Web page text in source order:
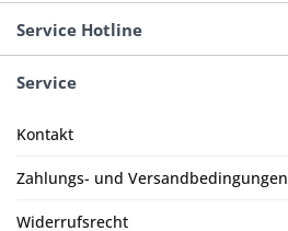
Service Hotline
Service
Kontakt
Zahlungs- und Versandbedingungen
Widerrufsrecht